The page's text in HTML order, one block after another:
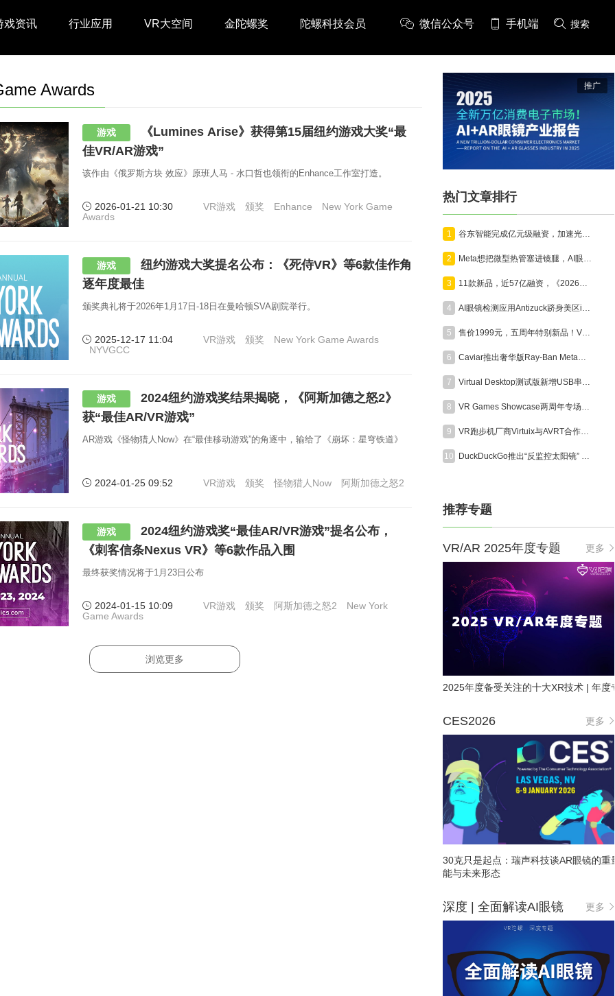
戏资讯 行业应用 VR大空间 金陀螺奖 陀螺科技会员 微信公众号 手机端 搜索
Awards
游戏
《Lumines Arise》获得第15届纽约游戏大奖“最
佳VR/AR游戏”
该作由《俄罗斯方块 效应》原班人马 - 水口哲也领衔的Enhance工作室打造。
2026-01-21 10:30 VR游戏 颁奖 Enhance
New York Game
Awards
游戏
纽约游戏大奖提名公布：《死侍VR》等6款佳作角
逐年度最佳
颁奖典礼将于2026年1月17日-18日在曼哈顿SVA剧院举行。
2025-12-17 11:04 VR游戏 颁奖
New York Game Awards
NYVGCC
游戏
2024纽约游戏奖结果揭晓，《阿斯加德之怒2》
获“最佳AR/VR游戏”
AR游戏《怪物猎人Now》在“最佳移动游戏”的角逐中，输给了《崩坏：星穹铁道》
2024-01-25 09:52 VR游戏 颁奖 怪物猎人Now 阿斯加德之怒2
游戏
2024纽约游戏奖“最佳AR/VR游戏”提名公布，
《刺客信条Nexus VR》等6款作品入围
最终获奖情况将于1月23日公布
2024-01-15 10:09 VR游戏 颁奖 阿斯加德之怒2
New York
Game Awards
浏览更多
推广
热门文章排行
1
2
3
4
5
6
7
8
9
10
推荐专题
VR/AR 2025年度专题 更多
2025年度备受关注的十大XR技术 | 年度
CES2026 更多
30克只是起点：瑞声科技谈AR眼镜的重
能与未来形态
深度 | 全面解读AI眼镜 更多